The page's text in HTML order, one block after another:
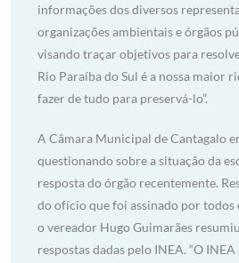
informações dos diversos
organizações ambientais e órgãos
visando traçar objetivos para
Rio Paraíba do Sul é a nossa maior
fazer de tudo para preservá-lo”.
A Câmara Municipal de Cantagalo
questionando sobre a situação da
resposta do órgão recentemente.
do ofício que foi assinado por todos
o vereador Hugo Guimarães
respostas dadas pelo INEA. “O